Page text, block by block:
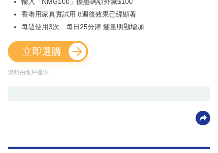
香港用家真實試用 8週後效果已經顯著
每週使用3次、每日25分鐘 髮量明顯增加
立即選購
資料由客戶提供